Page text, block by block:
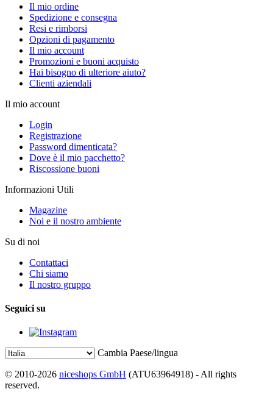
Il mio ordine
Spedizione e consegna
Resi e rimborsi
Opzioni di pagamento
Il mio account
Promozioni e buoni acquisto
Hai bisogno di ulteriore aiuto?
Clienti aziendali
Il mio account
Login
Registrazione
Password dimenticata?
Dove è il mio pacchetto?
Riscossione buoni
Informazioni Utili
Magazine
Noi e il nostro ambiente
Su di noi
Contattaci
Chi siamo
Il nostro gruppo
Seguici su
Cambia Paese/lingua
© 2010-2026 niceshops GmbH (ATU63964918) - All rights
reserved.